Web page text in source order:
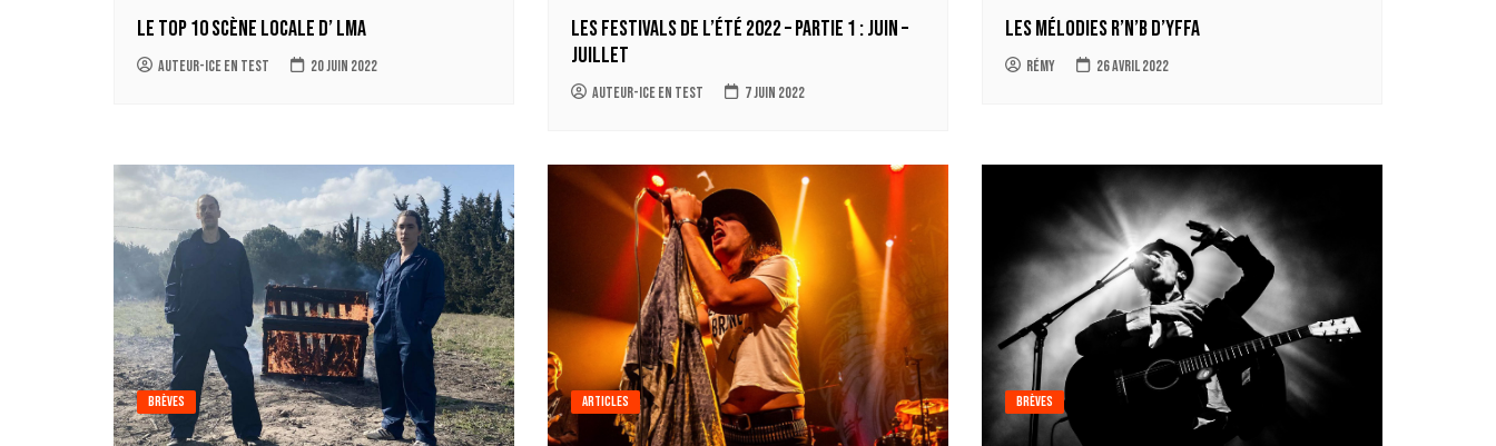
Le top 10 scène locale d’ LMA
auteur-ice en test 20 juin 2022
Les Festivals de l’été 2022 – Partie 1 : Juin –
Juillet
auteur-ice en test 7 juin 2022
Les mélodies R’n’B d’Yffa
Rémy 26 avril 2022
Brèves Articles Brèves